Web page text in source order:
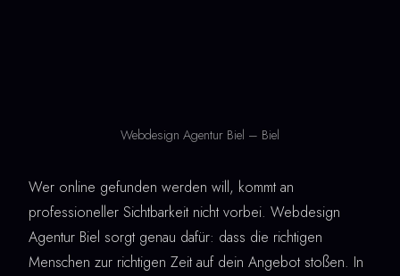
Webdesign Agentur Biel – Biel
Wer online gefunden werden will, kommt an
professioneller Sichtbarkeit nicht vorbei. Webdesign
Agentur Biel sorgt genau dafür: dass die richtigen
Menschen zur richtigen Zeit auf dein Angebot stoßen. In